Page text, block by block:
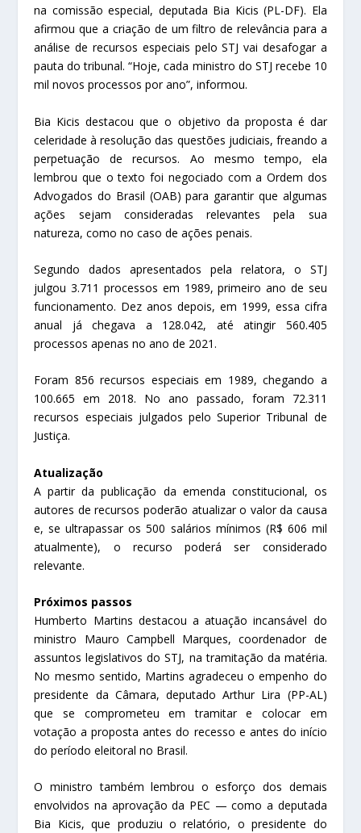
na comissão especial, deputada Bia Kicis (PL-DF). Ela
afirmou que a criação de um filtro de relevância para a
análise de recursos especiais pelo STJ vai desafogar a
pauta do tribunal. “Hoje, cada ministro do STJ recebe 10
mil novos processos por ano”, informou.
Bia Kicis destacou que o objetivo da proposta é dar
celeridade à resolução das questões judiciais, freando a
perpetuação de recursos. Ao mesmo tempo, ela
lembrou que o texto foi negociado com a Ordem dos
Advogados do Brasil (OAB) para garantir que algumas
ações sejam consideradas relevantes pela sua
natureza, como no caso de ações penais.
Segundo dados apresentados pela relatora, o STJ
julgou 3.711 processos em 1989, primeiro ano de seu
funcionamento. Dez anos depois, em 1999, essa cifra
anual já chegava a 128.042, até atingir 560.405
processos apenas no ano de 2021.
Foram 856 recursos especiais em 1989, chegando a
100.665 em 2018. No ano passado, foram 72.311
recursos especiais julgados pelo Superior Tribunal de
Justiça.
Atualização
A partir da publicação da emenda constitucional, os
autores de recursos poderão atualizar o valor da causa
e, se ultrapassar os 500 salários mínimos (R$ 606 mil
atualmente), o recurso poderá ser considerado
relevante.
Próximos passos
Humberto Martins destacou a atuação incansável do
ministro Mauro Campbell Marques, coordenador de
assuntos legislativos do STJ, na tramitação da matéria.
No mesmo sentido, Martins agradeceu o empenho do
presidente da Câmara, deputado Arthur Lira (PP-AL)
que se comprometeu em tramitar e colocar em
votação a proposta antes do recesso e antes do início
do período eleitoral no Brasil.
O ministro também lembrou o esforço dos demais
envolvidos na aprovação da PEC — como a deputada
Bia Kicis, que produziu o relatório, o presidente do